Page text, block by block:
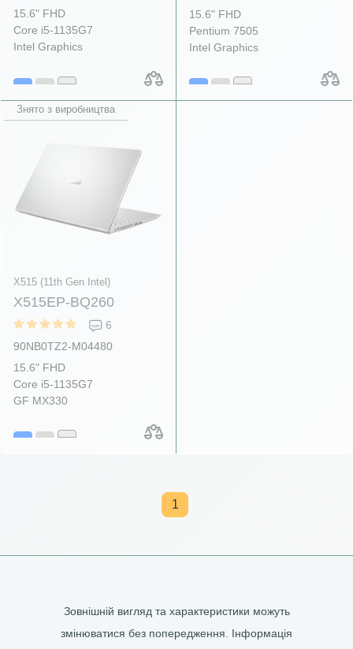
15.6" FHD
Core i5-1135G7
Intel Graphics
15.6" FHD
Pentium 7505
Intel Graphics
Знято з виробництва
X515 (11th Gen Intel)
X515EP-BQ260
6
90NB0TZ2-M04480
15.6" FHD
Core i5-1135G7
GF MX330
1
Зовнішній вигляд та характеристики можуть
змінюватися без попередження. Інформація